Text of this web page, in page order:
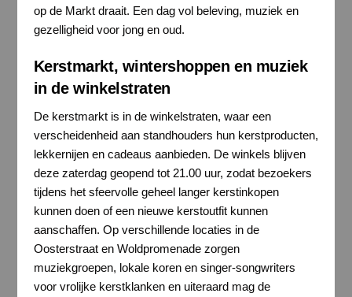
op de Markt draait. Een dag vol beleving, muziek en
gezelligheid voor jong en oud.
Kerstmarkt, wintershoppen en muziek
in de winkelstraten
De kerstmarkt is in de winkelstraten, waar een
verscheidenheid aan standhouders hun kerstproducten,
lekkernijen en cadeaus aanbieden. De winkels blijven
deze zaterdag geopend tot 21.00 uur, zodat bezoekers
tijdens het sfeervolle geheel langer kerstinkopen
kunnen doen of een nieuwe kerstoutfit kunnen
aanschaffen. Op verschillende locaties in de
Oosterstraat en Woldpromenade zorgen
muziekgroepen, lokale koren en singer-songwriters
voor vrolijke kerstklanken en uiteraard mag de